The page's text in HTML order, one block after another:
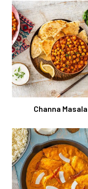
Channa Masala